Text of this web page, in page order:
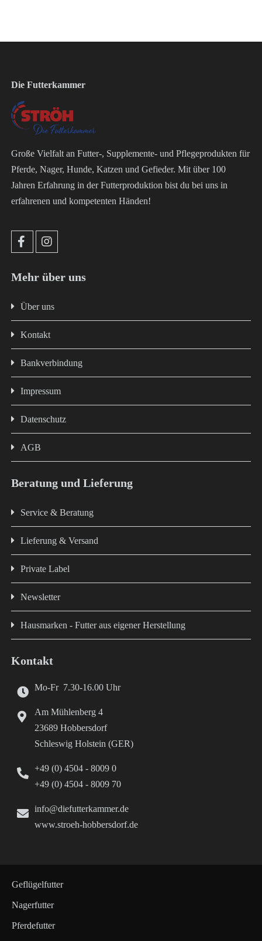
Die Futterkammer
Große Vielfalt an Futter-, Supplemente- und Pflegeprodukten für
Pferde, Nager, Hunde, Katzen und Gefieder. Mit über 100
Jahren Erfahrung in der Futterproduktion bist du bei uns in
erfahrenen und kompetenten Händen!
Mehr über uns
Über uns
Kontakt
Bankverbindung
Impressum
Datenschutz
AGB
Beratung und Lieferung
Service & Beratung
Lieferung & Versand
Private Label
Newsletter
Hausmarken - Futter aus eigener Herstellung
Kontakt
Mo-Fr 7.30-16.00 Uhr
Am Mühlenberg 4
23689 Hobbersdorf
Schleswig Holstein (GER)
+49 (0) 4504 - 8009 0
+49 (0) 4504 - 8009 70
info@diefutterkammer.de
www.stroeh-hobbersdorf.de
Geflügelfutter
Nagerfutter
Pferdefutter